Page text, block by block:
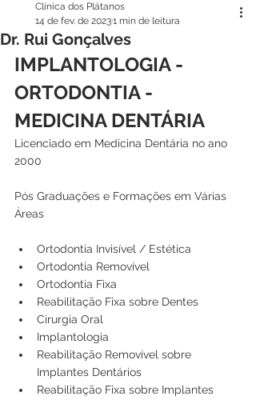
Dr. Rui Gonçalves
Clínica dos Plátanos
14 de fev. de 20231 min de leitura
IMPLANTOLOGIA -
ORTODONTIA -
MEDICINA DENTÁRIA
Licenciado em Medicina Dentária no ano
2000
Pós Graduações e Formações em Várias
Áreas
Ortodontia Invisível / Estética
Ortodontia Removível
Ortodontia Fixa
Reabilitação Fixa sobre Dentes
Cirurgia Oral
Implantologia
Reabilitação Removível sobre
Implantes Dentários
Reabilitação Fixa sobre Implantes